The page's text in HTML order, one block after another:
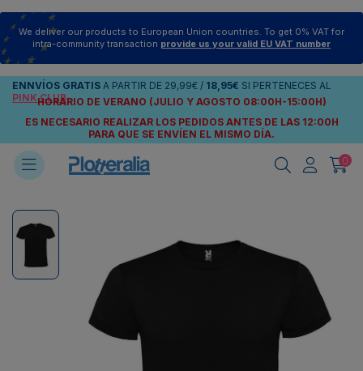
We deliver our products to European Union countries. To get 0% VAT for
intra-community transaction provide us your valid EU VAT number
ENNVÍOS GRATIS A PARTIR DE 29,99€ / 18,95€ SI PERTENECES AL
PINK CLUB
HORARIO DE VERANO (JULIO Y AGOSTO 08:00H-15:00H)
ES NECESARIO REALIZAR LOS PEDIDOS ANTES DE LAS 12:00H
PARA QUE SE ENVÍEN EL MISMO DÍA.
0